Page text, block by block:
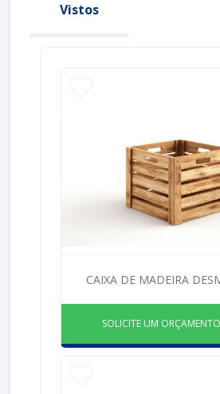
Vistos
CAIXA DE MADEIRA
SOLICITE UM